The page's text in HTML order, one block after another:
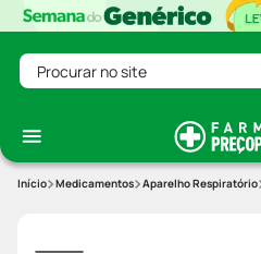
Procurar no site
Medicamentos Aparelho Respiratório